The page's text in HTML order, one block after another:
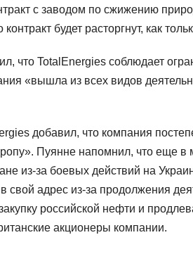
с заводом по сжижению
будет расторгнут, как
что TotalEnergies соблюдает
«вышла из всех видов
добавил, что компания
Пуянне напомнил, что еще
из-за боевых действий на
свой адрес из-за продолжения
российской нефти и
акционеры компании.